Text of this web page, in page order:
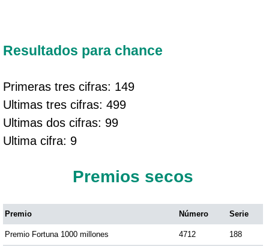
Resultados para chance
Primeras tres cifras: 149
Ultimas tres cifras: 499
Ultimas dos cifras: 99
Ultima cifra: 9
Premios secos
Premio Número Serie
Premio Fortuna 1000 millones 4712 188